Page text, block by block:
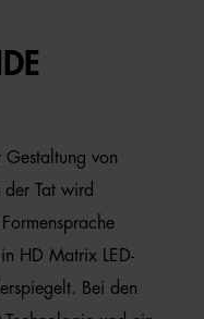
Gestaltung von
Tat wird
HD Matrix LED-
Bei den